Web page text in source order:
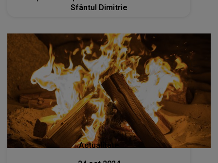
Sfântul Dimitrie
Actualitate